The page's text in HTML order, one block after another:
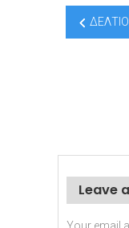
Post
Leave
Your email